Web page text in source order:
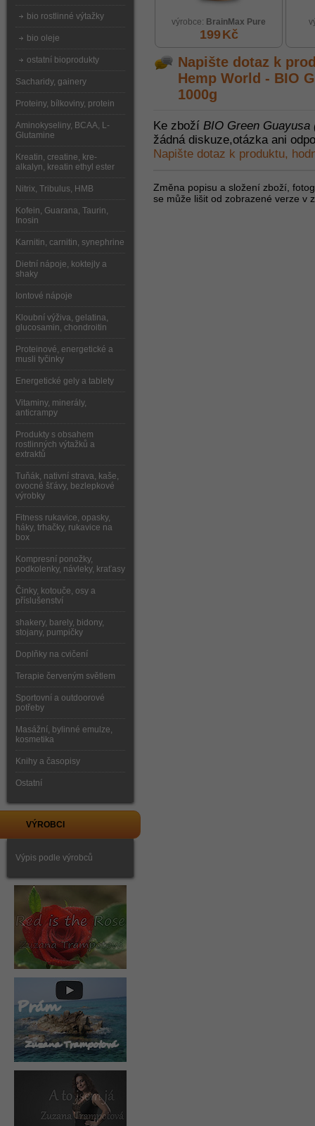
výrobce: BrainMax Pure
199Kč
Napište dotaz k
Hemp World - BIO
1000g
Ke zboží BIO Green
žádná diskuze,otázka ani
Napište dotaz k produktu,
Změna popisu a složení zboží,
se může lišit od zobrazené verze v
bio rostlinné výtažky
bio oleje
ostatní bioprodukty
Sacharidy, gainery
Proteiny, bílkoviny, protein
Aminokyseliny, BCAA, L-
Glutamine
Kreatin, creatine, kre-
alkalyn, kreatin ethyl ester
Nitrix, Tribulus, HMB
Kofein, Guarana, Taurin,
Inosin
Karnitin, carnitin, synephrine
Dietní nápoje, koktejly a
shaky
Iontové nápoje
Kloubní výživa, gelatina,
glucosamin, chondroitin
Proteinové, energetické a
musli tyčinky
Energetické gely a tablety
Vitaminy, minerály,
anticrampy
Produkty s obsahem
rostlinných výtažků a
extraktů
Tuňák, nativní strava, kaše,
ovocné šťávy, bezlepkové
výrobky
Fitness rukavice, opasky,
háky, trhačky, rukavice na
box
Kompresní ponožky,
podkolenky, návleky, kraťasy
Činky, kotouče, osy a
příslušenství
shakery, barely, bidony,
stojany, pumpičky
Doplňky na cvičení
Terapie červeným světlem
Sportovní a outdoorové
potřeby
Masážní, bylinné emulze,
kosmetika
Knihy a časopisy
Ostatní
VÝROBCI
Výpis podle výrobců